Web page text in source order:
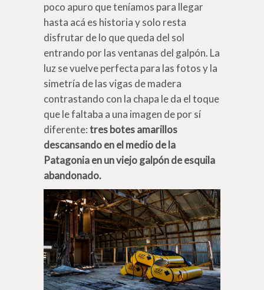
poco apuro que teníamos para llegar
hasta acá es historia y solo resta
disfrutar de lo que queda del sol
entrando por las ventanas del galpón. La
luz se vuelve perfecta para las fotos y la
simetría de las vigas de madera
contrastando con la chapa le da el toque
que le faltaba a una imagen de por sí
diferente:tres botes amarillos
descansando en el medio de la
Patagonia en un viejo galpón de esquila
abandonado.